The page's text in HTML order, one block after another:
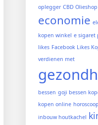
oplegger CBD Olieshop
economie
kopen winkel e sigaret
likes Facebook Likes
verdienen met
bessen goji bessen
kopen online horoscoop
inbouw houtkachel